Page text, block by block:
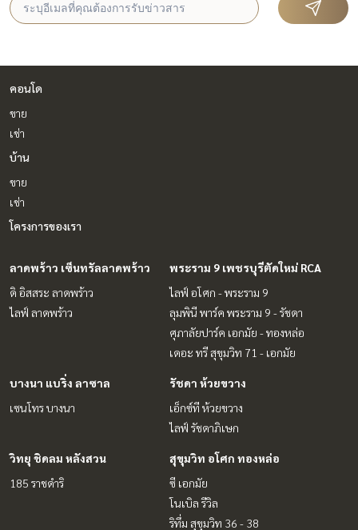
คอนโด
ขาย
เช่า
บ้าน
ขาย
เช่า
โครงการของเรา
ลาดพร้าว เซ็นทรัลลาดพร้าว
ดิ อิสสระ ลาดพร้าว
ไลฟ์ ลาดพร้าว
พระราม 9 เพชรบุรีตัดใหม่ RCA
ไลฟ์ อโศก - พระราม 9
ลุมพินี พาร์ค พระราม 9 - รัชดา
ศุภาลัยปาร์ค เอกมัย - ทองหล่อ
เดอะ ทรี สุขุมวิท 71 - เอกมัย
บางนา แบริ่ง ลาซาล
เซนโทร บางนา
รัชดา ห้วยขวาง
เอ็กซ์ที ห้วยขวาง
ไลฟ์ รัชดาภิเษก
วิทยุ ชิดลม หลังสวน
185 ราชดำริ
สุขุมวิท อโศก ทองหล่อ
ซี เอกมัย
โนเบิล รีวิล
ริทึ่ม สุขุมวิท 36 - 38